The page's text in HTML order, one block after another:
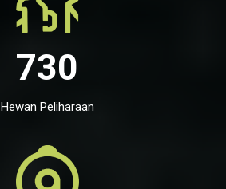
730
Hewan Peliharaan